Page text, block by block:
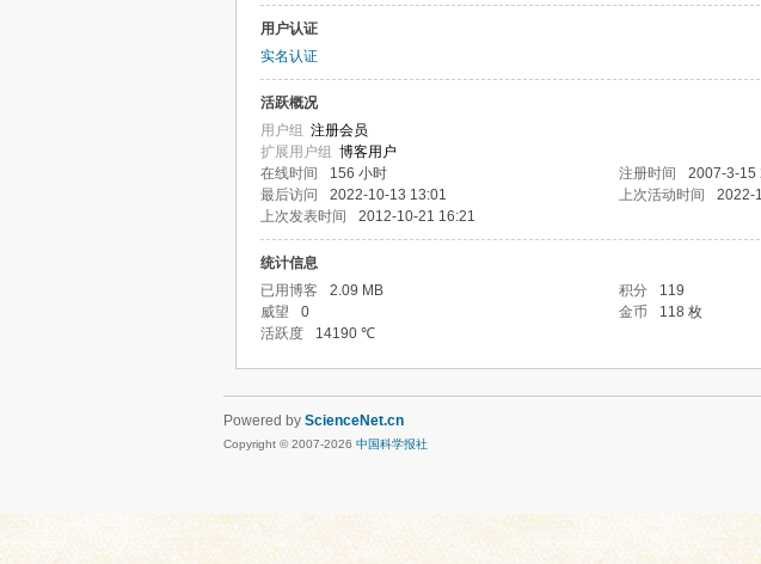
用户认证
实名认证
活跃概况
用户组 注册会员
扩展用户组 博客用户
在线时间
156 小时 注册时间
2007-3-15
最后访问
2022-10-13 13:01 上次活动时间
2022-
上次发表时间
2012-10-21 16:21
统计信息
已用博客
2.09 MB 积分
119
威望
0 金币
118 枚
活跃度
14190 ℃
Powered by ScienceNet.cn
Copyright © 2007-2026 中国科学报社